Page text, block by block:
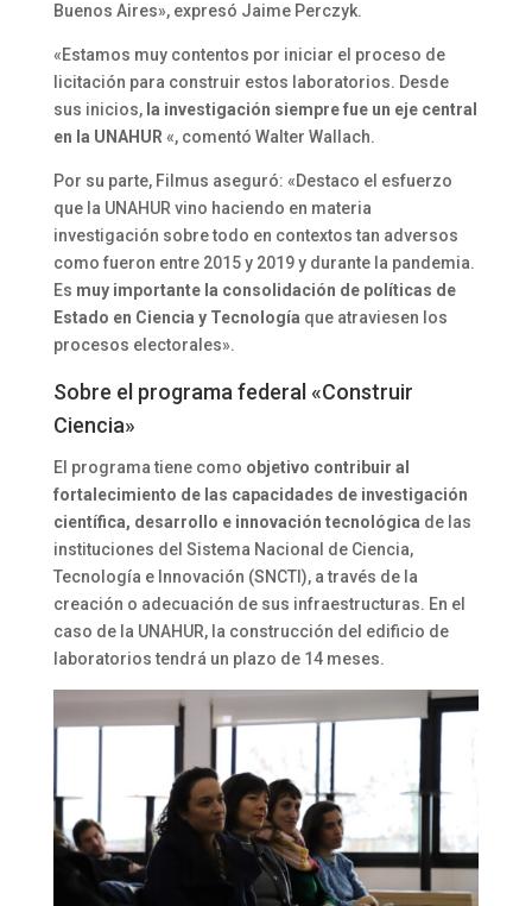
Buenos Aires», expresó Jaime Perczyk.
«Estamos muy contentos por iniciar el proceso de
licitación para construir estos laboratorios. Desde
sus inicios,la investigación siempre fue un eje central
en la UNAHUR «, comentó Walter Wallach.
Por su parte, Filmus aseguró: «Destaco el esfuerzo
que la UNAHUR vino haciendo en materia
investigación sobre todo en contextos tan adversos
como fueron entre 2015 y 2019 y durante la pandemia.
Es muy importante la consolidación de políticas de
Estado en Ciencia y Tecnología que atraviesen los
procesos electorales».
Sobre el programa federal «Construir
Ciencia»
El programa tiene como objetivo contribuir al
fortalecimiento de las capacidades de investigación
científica, desarrollo e innovación tecnológica de las
instituciones del Sistema Nacional de Ciencia,
Tecnología e Innovación (SNCTI), a través de la
creación o adecuación de sus infraestructuras. En el
caso de la UNAHUR, la construcción del edificio de
laboratorios tendrá un plazo de 14 meses.